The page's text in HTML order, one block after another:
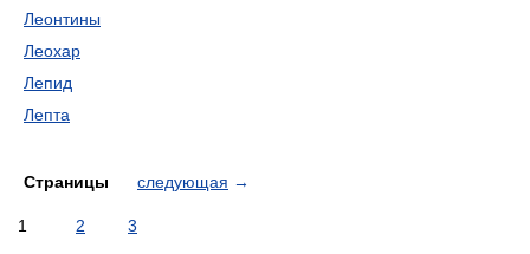
Леонтины
Леохар
Лепид
Лепта
Страницы следующая →
1 2 3